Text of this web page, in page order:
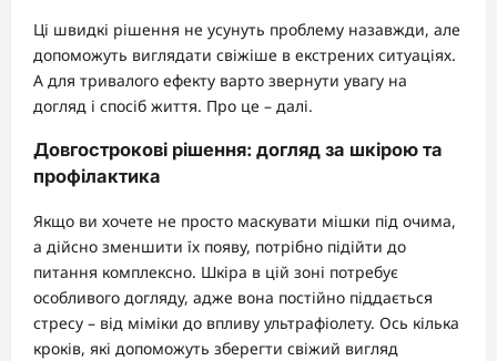
Ці швидкі рішення не усунуть проблему назавжди, але
допоможуть виглядати свіжіше в екстрених ситуаціях.
А для тривалого ефекту варто звернути увагу на
догляд і спосіб життя. Про це – далі.
Довгострокові рішення: догляд за шкірою та
профілактика
Якщо ви хочете не просто маскувати мішки під очима,
а дійсно зменшити їх появу, потрібно підійти до
питання комплексно. Шкіра в цій зоні потребує
особливого догляду, адже вона постійно піддається
стресу – від міміки до впливу ультрафіолету. Ось кілька
кроків, які допоможуть зберегти свіжий вигляд